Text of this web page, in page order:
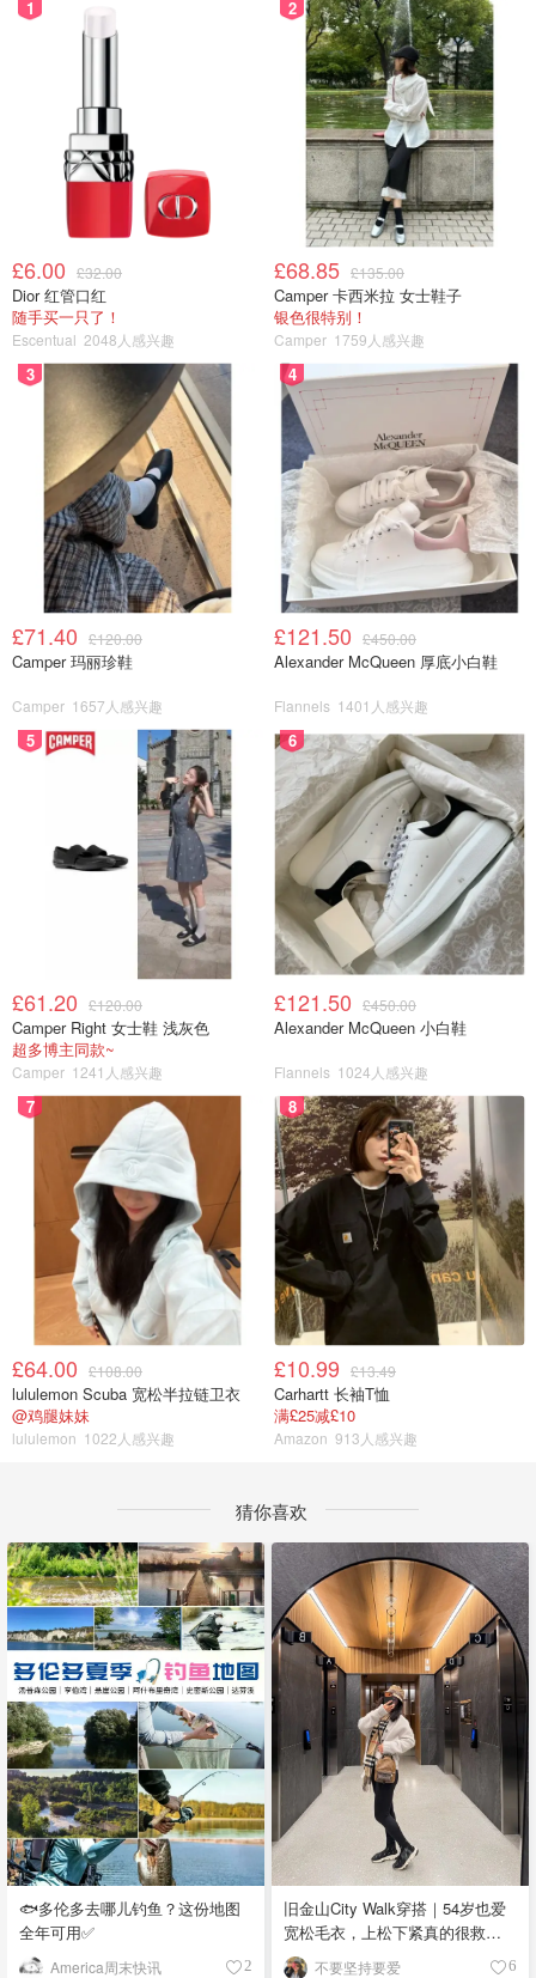
1
£6.00 £32.00
Dior 红管口红
随手买一只了！
Escentual 2048人感兴趣
2
£68.85 £135.00
Camper 卡西米拉 女士鞋子
银色很特别！
Camper 1759人感兴趣
3
£71.40 £120.00
Camper 玛丽珍鞋
Camper 1657人感兴趣
4
£121.50 £450.00
Alexander McQueen 厚底小白鞋
Flannels 1401人感兴趣
5
£61.20 £120.00
Camper Right 女士鞋 浅灰色
超多博主同款~
Camper 1241人感兴趣
6
£121.50 £450.00
Alexander McQueen 小白鞋
Flannels 1024人感兴趣
7
£64.00 £108.00
lululemon Scuba 宽松半拉链卫衣
@鸡腿妹妹
lululemon 1022人感兴趣
8
£10.99 £13.49
Carhartt 长袖T恤
满£25减£10
Amazon 913人感兴趣
猜你喜欢
🐟多伦多去哪儿钓鱼？这份地图
全年可用✅
America周末快讯 2
旧金山City Walk穿搭｜54岁也爱
宽松毛衣，上松下紧真的很救比
例
不要坚持要爱 6